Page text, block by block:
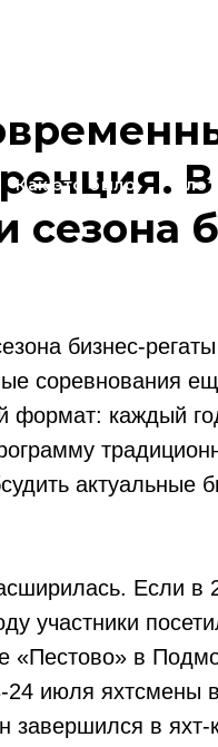
Как это было Флот
В
сезона
бизнес-регаты
соревнования
формат: каждый
актуальные
Если в
участники
«Пестово» в
июля яхтсмены
завершился в яхт-